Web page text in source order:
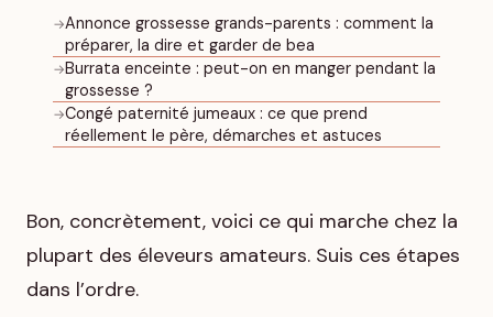
→Annonce grossesse grands-parents : comment la
préparer, la dire et garder de bea
→Burrata enceinte : peut-on en manger pendant la
grossesse ?
→Congé paternité jumeaux : ce que prend
réellement le père, démarches et astuces
Bon, concrètement, voici ce qui marche chez la
plupart des éleveurs amateurs. Suis ces étapes
dans l’ordre.